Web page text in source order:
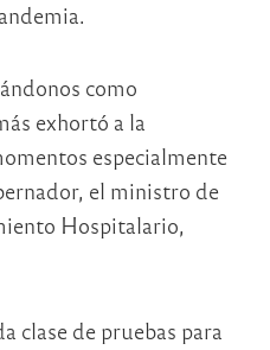
como
exhortó a la
especialmente
el ministro de
Hospitalario,
clase de pruebas para